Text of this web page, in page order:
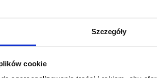
Szczegóły
cookie
zaspokoi jej potrzeby.
krzewinka cieszyła Twoje oko przez